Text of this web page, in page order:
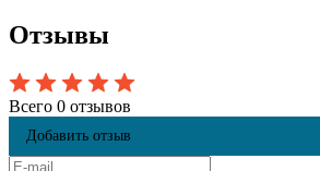
Отзывы
Всего 0 отзывов
Добавить отзыв